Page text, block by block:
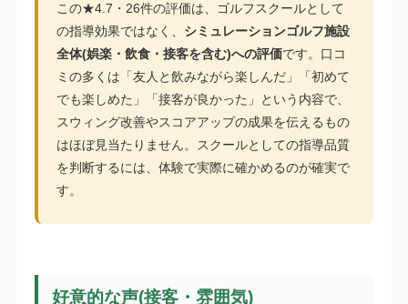
この★4.7・26件の評価は、ゴルフスクールとして
の指導効果ではなく、 シミュレーションゴルフ施設
全体(娯楽・飲食・接客を含む)への評価です。口コ
ミの多くは「友人と飲みながら楽しんだ」「初めて
でも楽しめた」「接客が良かった」という内容で、
スウィング改善やスコアアップの成果を伝えるもの
はほぼ見当たりません。スクールとしての指導品質
を判断するには、体験で実際に確かめるのが確実で
す。
好意的な声(接客・雰囲気)